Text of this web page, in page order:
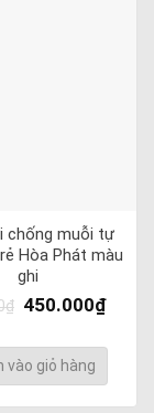
chống muỗi tự
Hòa Phát màu
ghi
₫ 450.000₫
vào giỏ hàng